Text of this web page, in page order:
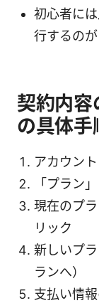
初心者に
行するの
契約内容
の具体手
アカウン
「プラン
現在のプ
リック
新しいプ
ランへ）
支払い情報